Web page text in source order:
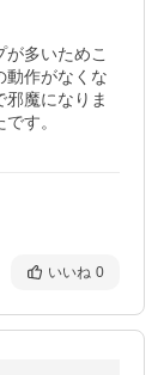
多いためこ
動作がなくな
邪魔になりま
す。
いいね 0